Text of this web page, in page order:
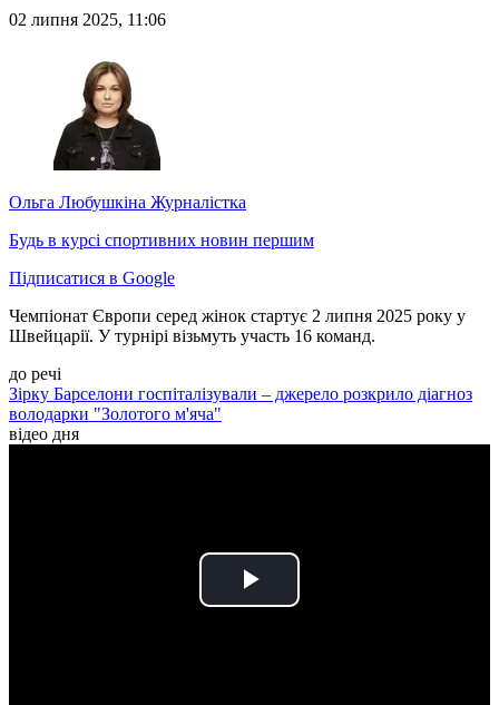
02 липня 2025, 11:06
Ольга Любушкіна Журналістка
Будь в курсі спортивних новин першим
Підписатися в Google
Чемпіонат Європи серед жінок стартує 2 липня 2025 року у
Швейцарії. У турнірі візьмуть участь 16 команд.
до речі
Зірку Барселони госпіталізували – джерело розкрило діагноз
володарки "Золотого м'яча"
відео дня
Play